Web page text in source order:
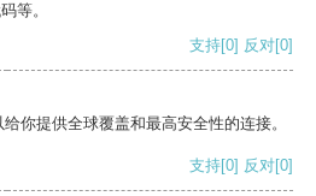
等。
支持[0] 反对[0]
你提供全球覆盖和最高安全性的连接。
支持[0] 反对[0]